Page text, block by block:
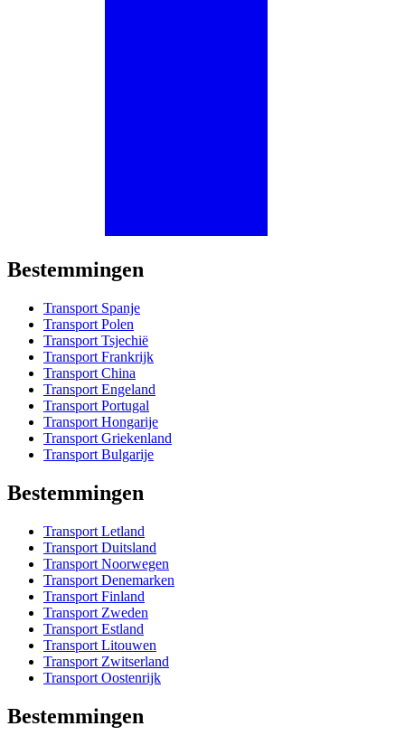
Bestemmingen
Transport Spanje
Transport Polen
Transport Tsjechië
Transport Frankrijk
Transport China
Transport Engeland
Transport Portugal
Transport Hongarije
Transport Griekenland
Transport Bulgarije
Bestemmingen
Transport Letland
Transport Duitsland
Transport Noorwegen
Transport Denemarken
Transport Finland
Transport Zweden
Transport Estland
Transport Litouwen
Transport Zwitserland
Transport Oostenrijk
Bestemmingen